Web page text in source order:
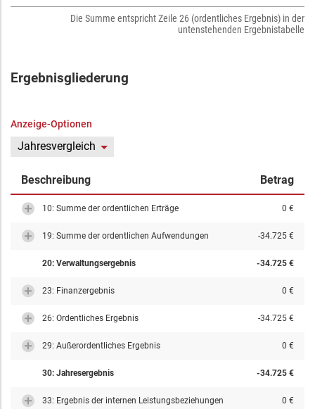
Die Summe entspricht Zeile 26 (ordentliches Ergebnis) in der
untenstehenden Ergebnistabelle
Ergebnisgliederung
Anzeige-Optionen
Jahresvergleich
Beschreibung Betrag
10: Summe der ordentlichen Erträge 0 €
19: Summe der ordentlichen Aufwendungen -34.725 €
20: Verwaltungsergebnis -34.725 €
23: Finanzergebnis 0 €
26: Ordentliches Ergebnis -34.725 €
29: Außerordentliches Ergebnis 0 €
30: Jahresergebnis -34.725 €
33: Ergebnis der internen Leistungsbeziehungen 0 €